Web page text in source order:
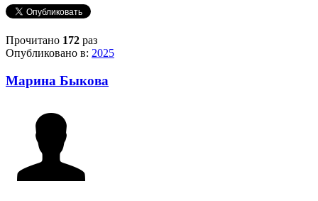
Прочитано 172 раз
Опубликовано в: 2025
Марина Быкова